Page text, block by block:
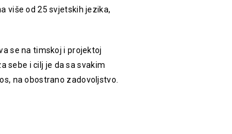
više od 25 svjetskih jezika,
se na timskoj i projektoj
sebe i cilj je da sa svakim
na obostrano zadovoljstvo.